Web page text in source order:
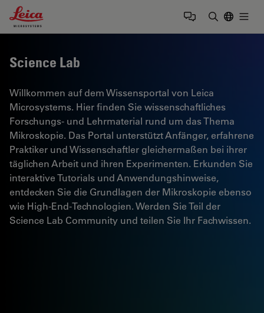
Leica Microsystems Logo
Science Lab
Willkommen auf dem Wissensportal von Leica
Microsystems. Hier finden Sie wissenschaftliches
Forschungs- und Lehrmaterial rund um das Thema
Mikroskopie. Das Portal unterstützt Anfänger, erfahrene
Praktiker und Wissenschaftler gleichermaßen bei ihrer
täglichen Arbeit und ihren Experimenten. Erkunden Sie
interaktive Tutorials und Anwendungshinweise,
entdecken Sie die Grundlagen der Mikroskopie ebenso
wie High-End-Technologien. Werden Sie Teil der
Science Lab Community und teilen Sie Ihr Fachwissen.